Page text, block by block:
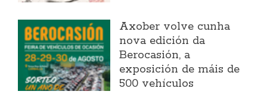
Axober volve cunha
nova edición da
Berocasión, a
exposición de máis de
500 vehículos